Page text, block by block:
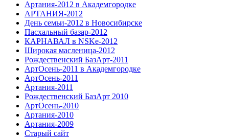
Артания-2012 в Академгородке
АРТАНИЯ-2012
День семьи-2012 в Новосибирске
Пасхальный базар-2012
КАРНАВАЛ в NSKe-2012
Широкая масленица-2012
Рождественский БазАрт-2011
АртОсень-2011 в Академгородке
АртОсень-2011
Артания-2011
Рождественский БазАрт 2010
АртОсень-2010
Артания-2010
Артания-2009
Старый сайт